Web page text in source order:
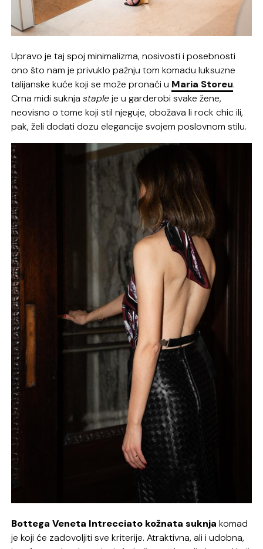
Upravo je taj spoj minimalizma, nosivosti i posebnosti
ono što nam je privuklo pažnju tom komadu luksuzne
talijanske kuće koji se može pronaći u Maria Storeu.
Crna midi suknjastapleje u garderobi svake žene,
neovisno o tome koji stil njeguje, obožava li rock chic ili,
pak, želi dodati dozu elegancije svojem poslovnom stilu.
Bottega Veneta Intrecciato kožnata suknja komad
je koji će zadovoljiti sve kriterije. Atraktivna, ali i udobna,